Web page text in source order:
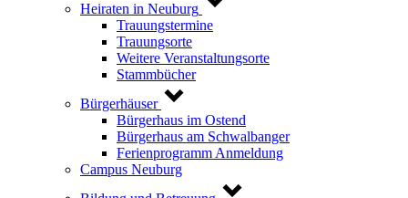
Heiraten in Neuburg
Trauungstermine
Trauungsorte
Weitere Veranstaltungsorte
Stammbücher
Bürgerhäuser
Bürgerhaus im Ostend
Bürgerhaus am Schwalbanger
Ferienprogramm Anmeldung
Campus Neuburg